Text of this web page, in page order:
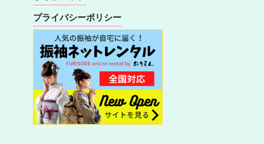
プライバシーポリシー